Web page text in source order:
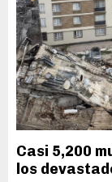
Casi 5,200
los